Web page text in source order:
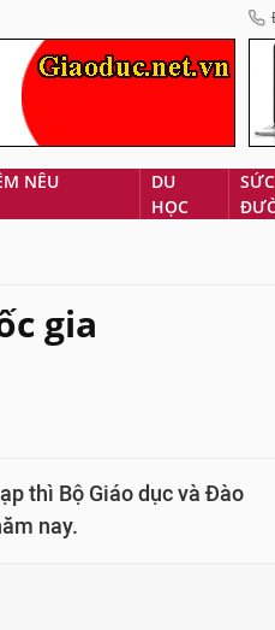
NÊU
DU
HỌC
gia
thì Bộ Giáo dục và Đào
nay.